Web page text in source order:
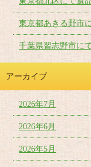
東京都あきる野市
千葉県習志野市に
アーカイブ
2026年7月
2026年6月
2026年5月